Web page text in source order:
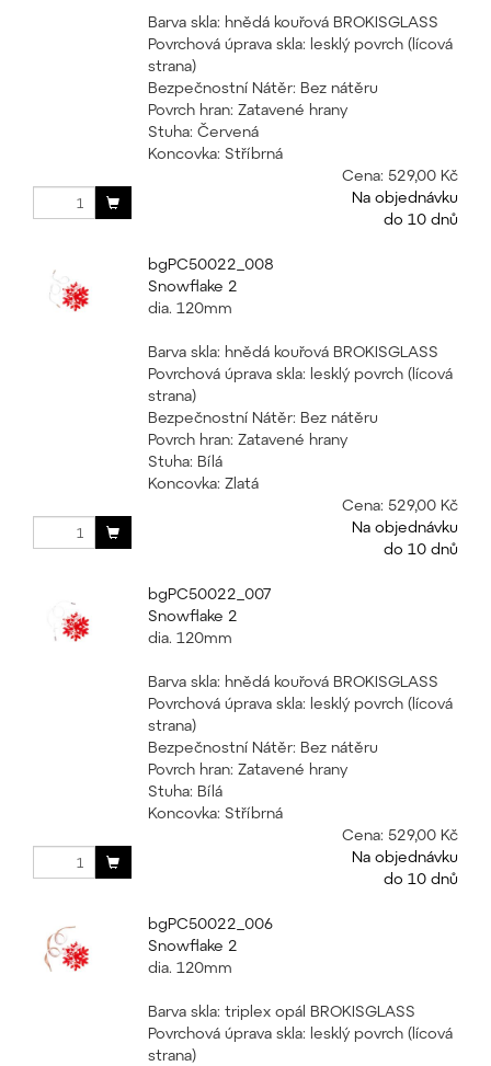
Barva skla: hnědá kouřová BROKISGLASS
Povrchová úprava skla: lesklý povrch (lícová
strana)
Bezpečnostní Nátěr: Bez nátěru
Povrch hran: Zatavené hrany
Stuha: Červená
Koncovka: Stříbrná
Cena: 529,00 Kč
Na objednávku
do 10 dnů
bgPC50022_008
Snowflake 2
dia. 120mm
Barva skla: hnědá kouřová BROKISGLASS
Povrchová úprava skla: lesklý povrch (lícová
strana)
Bezpečnostní Nátěr: Bez nátěru
Povrch hran: Zatavené hrany
Stuha: Bílá
Koncovka: Zlatá
Cena: 529,00 Kč
Na objednávku
do 10 dnů
bgPC50022_007
Snowflake 2
dia. 120mm
Barva skla: hnědá kouřová BROKISGLASS
Povrchová úprava skla: lesklý povrch (lícová
strana)
Bezpečnostní Nátěr: Bez nátěru
Povrch hran: Zatavené hrany
Stuha: Bílá
Koncovka: Stříbrná
Cena: 529,00 Kč
Na objednávku
do 10 dnů
bgPC50022_006
Snowflake 2
dia. 120mm
Barva skla: triplex opál BROKISGLASS
Povrchová úprava skla: lesklý povrch (lícová
strana)